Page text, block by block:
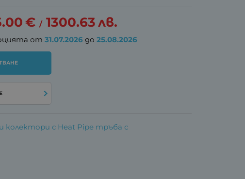
€ / 1300.63лв.
от 31.07.2026 до 25.08.2026
колектори с Heat Pipe тръба с